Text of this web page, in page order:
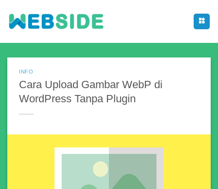
content
INFO
Cara Upload Gambar WebP di
WordPress Tanpa Plugin